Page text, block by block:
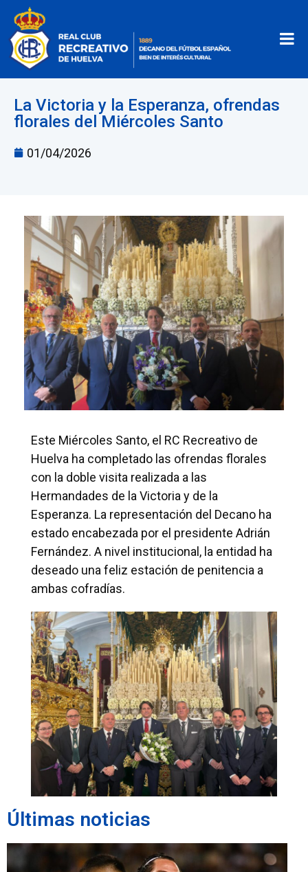
La Victoria y la Esperanza, ofrendas
florales del Miércoles Santo
01/04/2026
Este Miércoles Santo, el RC Recreativo de
Huelva ha completado las ofrendas florales
con la doble visita realizada a las
Hermandades de la Victoria y de la
Esperanza. La representación del Decano ha
estado encabezada por el presidente Adrián
Fernández. A nivel institucional, la entidad ha
deseado una feliz estación de penitencia a
ambas cofradías.
Últimas noticias